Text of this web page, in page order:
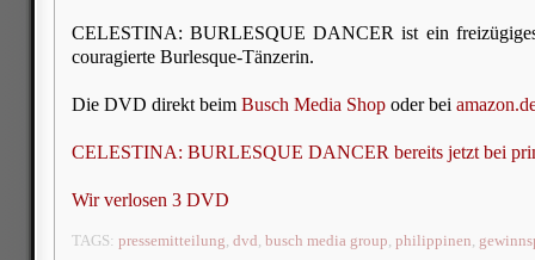
CELESTINA: BURLESQUE DANCER ist ein
couragierte Burlesque-Tänzerin.
Die DVD direkt beim Busch Media Shop oder bei
CELESTINA: BURLESQUE DANCER bereits jetzt bei
Wir verlosen 3 DVD
TAGS: pressemitteilung, dvd, busch media group, philippinen,